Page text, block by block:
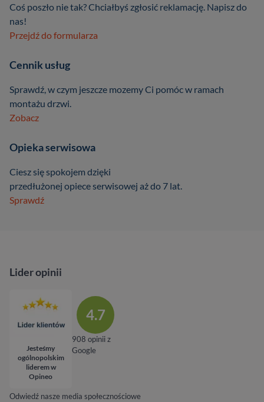
Coś poszło nie tak? Chciałbyś zgłosić reklamację. Napisz do
nas!
Przejdź do formularza
Cennik usług
Sprawdź, w czym jeszcze mozemy Ci pomóc w ramach
montażu drzwi.
Zobacz
Opieka serwisowa
Ciesz się spokojem dzięki
przedłużonej opiece serwisowej aż do 7 lat.
Sprawdź
Odwiedź nasze media społecznościowe
Lider opinii
Jesteśmy
ogólnopolskim
liderem w
Opineo
4.7
908 opinii z
Google